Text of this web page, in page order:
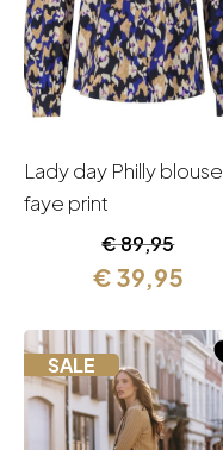
Lady day Philly blouse
faye print
€89,95
prijs
€ 89,95.
€ 39,95
Huidige
prijs
€ 39,95.
SALE